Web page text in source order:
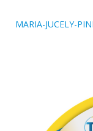
MARIA-JUCELY-